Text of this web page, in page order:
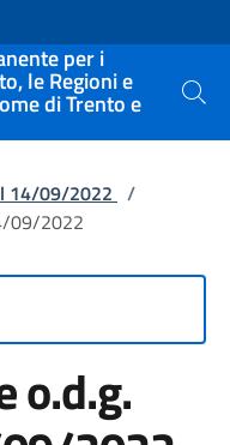
per i
le Regioni e
di Trento e Cerca
14/09/2022 /
09/2022
o.d.g.